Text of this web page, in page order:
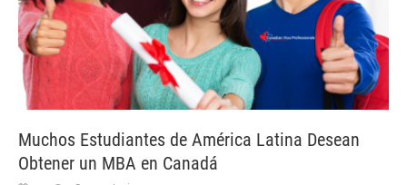
Muchos Estudiantes de América Latina Desean
Obtener un MBA en Canadá